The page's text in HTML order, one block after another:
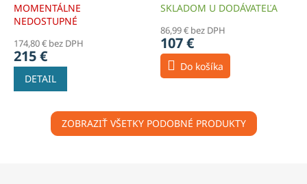
MOMENTÁLNE
NEDOSTUPNÉ
174,80 € bez DPH
215 €
DETAIL
SKLADOM U DODÁVATEĽA
86,99 € bez DPH
107 €
Do košíka
ZOBRAZIŤ VŠETKY PODOBNÉ PRODUKTY